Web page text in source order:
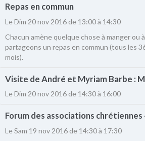
Repas en commun
Le Dim 20 nov 2016de 13:00à 14:30
Chacun amène quelque chose à manger ou
partageons un repas en commun (tous les
mois).
Visite de André et Myriam Barbe :
Le Dim 20 nov 2016de 14:30à 16:00
Forum des associations chrétiennes
Le Sam 19 nov 2016de 14:30à 17:30